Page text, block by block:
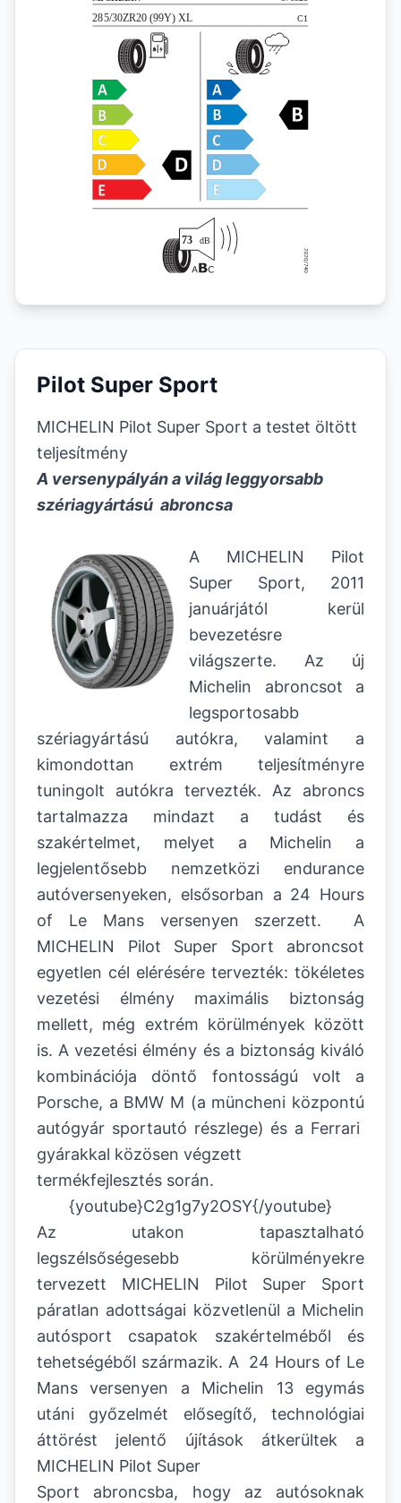
Pilot Super Sport
MICHELIN Pilot Super Sport a testet öltött
teljesítmény
A versenypályán a világ leggyorsabb
szériagyártású abroncsa
A MICHELIN Pilot
Super Sport, 2011
januárjától kerül
bevezetésre
világszerte. Az új
Michelin abroncsot a
legsportosabb
szériagyártású autókra, valamint a
kimondottan extrém teljesítményre
tuningolt autókra tervezték. Az abroncs
tartalmazza mindazt a tudást és
szakértelmet, melyet a Michelin a
legjelentősebb nemzetközi endurance
autóversenyeken, elsősorban a 24 Hours
of Le Mans versenyen szerzett. A
MICHELIN Pilot Super Sport abroncsot
egyetlen cél elérésére tervezték: tökéletes
vezetési élmény maximális biztonság
mellett, még extrém körülmények között
is. A vezetési élmény és a biztonság kiváló
kombinációja döntő fontosságú volt a
Porsche, a BMW M (a müncheni központú
autógyár sportautó részlege) és a Ferrari
gyárakkal közösen végzett
termékfejlesztés során.
{youtube}C2g1g7y2OSY{/youtube}
Az utakon tapasztalható
legszélsőségesebb körülményekre
tervezett MICHELIN Pilot Super Sport
páratlan adottságai közvetlenül a Michelin
autósport csapatok szakértelméből és
tehetségéből származik. A 24 Hours of Le
Mans versenyen a Michelin 13 egymás
utáni győzelmét elősegítő, technológiai
áttörést jelentő újítások átkerültek a
MICHELIN Pilot Super
Sport abroncsba, hogy az autósoknak